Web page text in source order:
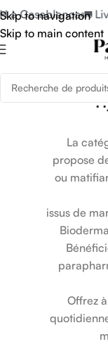
Skip to navigation
Skip to main content
🚛
La
propose
ou
issus de
Offrez